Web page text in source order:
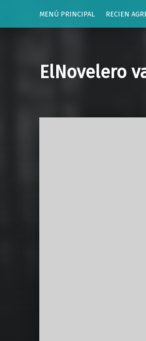
MENÚ PRINCIPAL
RECIEN
ElNovelero